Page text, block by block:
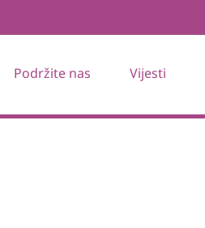
Podržite nas Vijesti